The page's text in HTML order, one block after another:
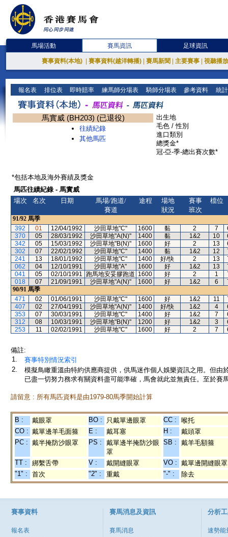
馬場活動 賽馬資訊 足球資訊
賽事資料(本地) 賽事資料(越洋轉播) 賽馬新聞 主要賽事 視聽播
報名表 排位表 即時賠率 練馬師分場表 騎師分場表 參考資料 統
馬實威 (BH203) (已退役)
往績紀錄
其他馬匹
出生地
毛色 / 性別
進口類別
總獎金*
冠-亞-季-總出賽次數*
*包括本地及海外賽績及獎金
馬匹往績紀錄 - 馬實威
場次
名次 日期
馬場/跑道/
賽道
途程
場地
狀況
賽事
班次
檔位
91/92 馬季
392
01 12/04/1992 沙田草地"C" 1600 黏 2 7
370
05 28/03/1992 沙田草地"A(N)" 1400 黏 1&2 10
342
05 15/03/1992 沙田草地"B(N)" 1600 好 2 13
302
07 22/02/1992 沙田草地"C" 1400 黏 1&2 12
241
13 18/01/1992 沙田草地"C" 1400 好/快 2 13
062
04 12/10/1991 沙田草地"A" 1600 好 1&2 13
041
05 02/10/1991 跑馬地安妥膠跑道 1600 好 2 1
018
07 21/09/1991 沙田草地"A(N)" 1600 好 1&2 6
90/91 馬季
471
02 01/06/1991 沙田草地"C" 1600 好 1&2 11
407
02 27/04/1991 沙田草地"A(N)" 1400 好/快 1&2 4
353
07 30/03/1991 沙田草地"C" 1400 好 1&2 7
312
08 10/03/1991 沙田草地"B(N)" 1200 好 1&2 3
253
11 02/02/1991 沙田草地"C" 1600 好 2 7
備註:
1.
賽事特別情況索引
2.
模擬鳥瞰重溫由特約供應商提供，供馬迷作個人娛樂資訊之用。但
已盡一切努力務求有關資料盡可能準確，馬會就此並無責任。至於賽
請留意 : 所有馬匹資料是由1979-80馬季開始計算
B : 戴眼罩 BO : 只戴單邊眼罩 CC :
喉托
CO : 戴單邊羊毛面箍 E : 戴耳塞 H :
戴頭罩
PC : 戴半掩防沙眼罩 PS :
戴單邊半掩防沙眼
罩
SB : 戴羊毛額箍
TT : 綁繫舌帶 V : 戴開縫眼罩 VO : 戴單邊開縫眼罩
"1" :
首次 "2" : 重戴 "-" : 除去
賽事資料
報名表
賽馬消息及資訊
賽馬消息
分析
速勢能